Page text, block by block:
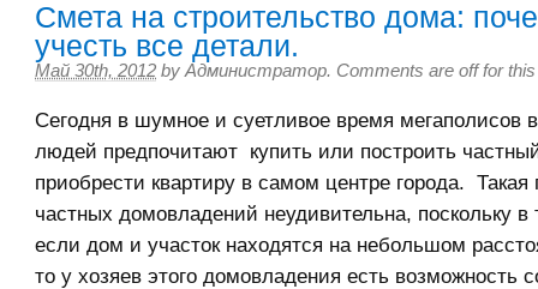
Смета на строительство дома:
учесть все детали.
Май 30th, 2012 by Администратор. Comments are off for
Сегодня в шумное и суетливое время мегаполисов
людей предпочитают купить или построить
приобрести квартиру в самом центре города. Такая
частных домовладений неудивительна, поскольку в
если дом и участок находятся на небольшом
то у хозяев этого домовладения есть возможность